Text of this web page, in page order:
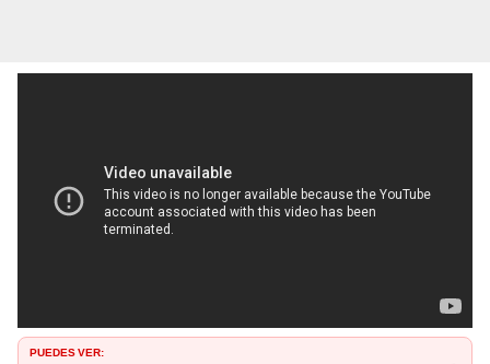
PUEDES VER: